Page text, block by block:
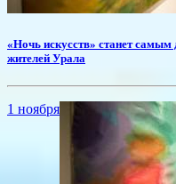
«Ночь искусств» станет
жителей Урала
1 ноября